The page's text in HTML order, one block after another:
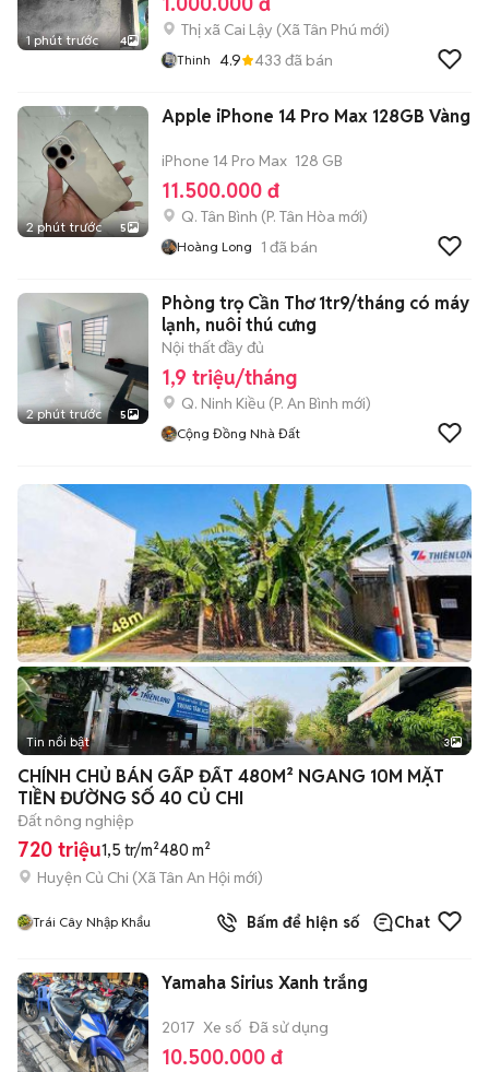
1 phút trước 4
Thị xã Cai Lậy (Xã Tân Phú mới)
Thinh 4.9 433 đã bán
2 phút trước 5
Apple iPhone 14 Pro Max 128GB Vàng
iPhone 14 Pro Max 128 GB
11.500.000 đ
Q. Tân Bình (P. Tân Hòa mới)
Hoàng Long 1 đã bán
2 phút trước 5
Phòng trọ Cần Thơ 1tr9/tháng có máy
lạnh, nuôi thú cưng
Nội thất đầy đủ
1,9 triệu/tháng
Q. Ninh Kiều (P. An Bình mới)
Cộng Đồng Nhà Đất
Tin nổi bật 3
CHÍNH CHỦ BÁN GẤP ĐẤT 480M² NGANG 10M MẶT
TIỀN ĐƯỜNG SỐ 40 CỦ CHI
Đất nông nghiệp
720 triệu1,5 tr/m²480 m²
Huyện Củ Chi (Xã Tân An Hội mới)
Trái Cây Nhập Khẩu Bấm để hiện số Chat
Yamaha Sirius Xanh trắng
2017 Xe số Đã sử dụng
10.500.000 đ